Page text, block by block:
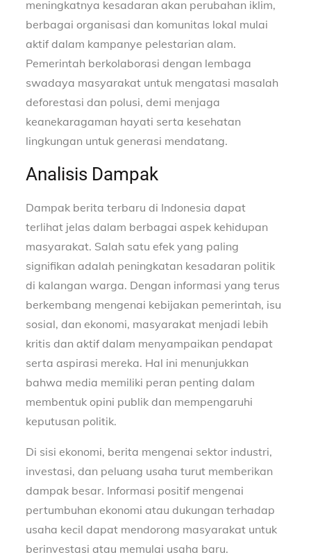
meningkatnya kesadaran akan perubahan iklim,
berbagai organisasi dan komunitas lokal mulai
aktif dalam kampanye pelestarian alam.
Pemerintah berkolaborasi dengan lembaga
swadaya masyarakat untuk mengatasi masalah
deforestasi dan polusi, demi menjaga
keanekaragaman hayati serta kesehatan
lingkungan untuk generasi mendatang.
Analisis Dampak
Dampak berita terbaru di Indonesia dapat
terlihat jelas dalam berbagai aspek kehidupan
masyarakat. Salah satu efek yang paling
signifikan adalah peningkatan kesadaran politik
di kalangan warga. Dengan informasi yang terus
berkembang mengenai kebijakan pemerintah, isu
sosial, dan ekonomi, masyarakat menjadi lebih
kritis dan aktif dalam menyampaikan pendapat
serta aspirasi mereka. Hal ini menunjukkan
bahwa media memiliki peran penting dalam
membentuk opini publik dan mempengaruhi
keputusan politik.
Di sisi ekonomi, berita mengenai sektor industri,
investasi, dan peluang usaha turut memberikan
dampak besar. Informasi positif mengenai
pertumbuhan ekonomi atau dukungan terhadap
usaha kecil dapat mendorong masyarakat untuk
berinvestasi atau memulai usaha baru.